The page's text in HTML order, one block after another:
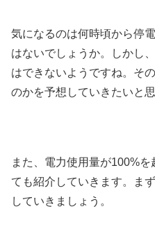
気になるのは何時頃から停
はないでしょうか。しかし
はできないようですね。そ
のかを予想していきたいと思
また、電力使用量が100%
ても紹介していきます。ま
していきましょう。